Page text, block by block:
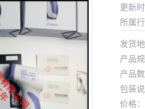
更新
所属行
发货
产品
产品
包装
价格：